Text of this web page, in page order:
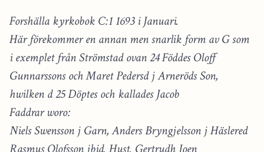
Forshälla kyrkobok C:1 1693 i Januari.
Här förekommer en annan men snarlik form av G som
i exemplet från Strömstad ovan 24 Föddes Oloff
Gunnarssons och Maret Pedersd j Arneröds Son,
hwilken d 25 Döptes och kallades Jacob
Faddrar woro:
Niels Swensson j Garn, Anders Bryngjelsson j Häslered
Rasmus Olofsson jbid. Hust. Gertrudh Joen